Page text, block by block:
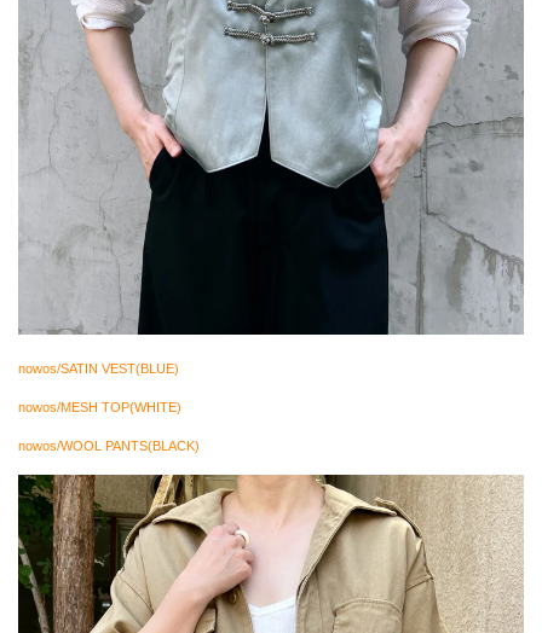
nowos/SATIN VEST(BLUE)
nowos/MESH TOP(WHITE)
nowos/WOOL PANTS(BLACK)